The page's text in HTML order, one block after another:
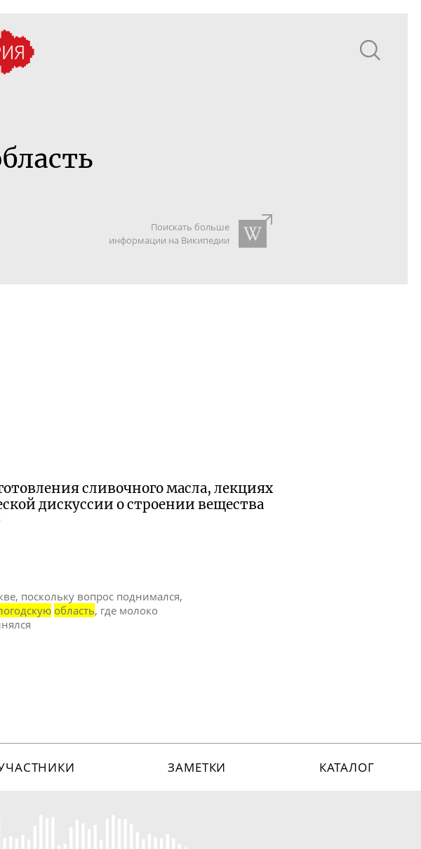
Поискать больше
информации на Википедии
сливочного масла, лекциях
дискуссии о строении вещества
поскольку вопрос поднимался,
область, где молоко
ЗАМЕТКИ КАТАЛОГ